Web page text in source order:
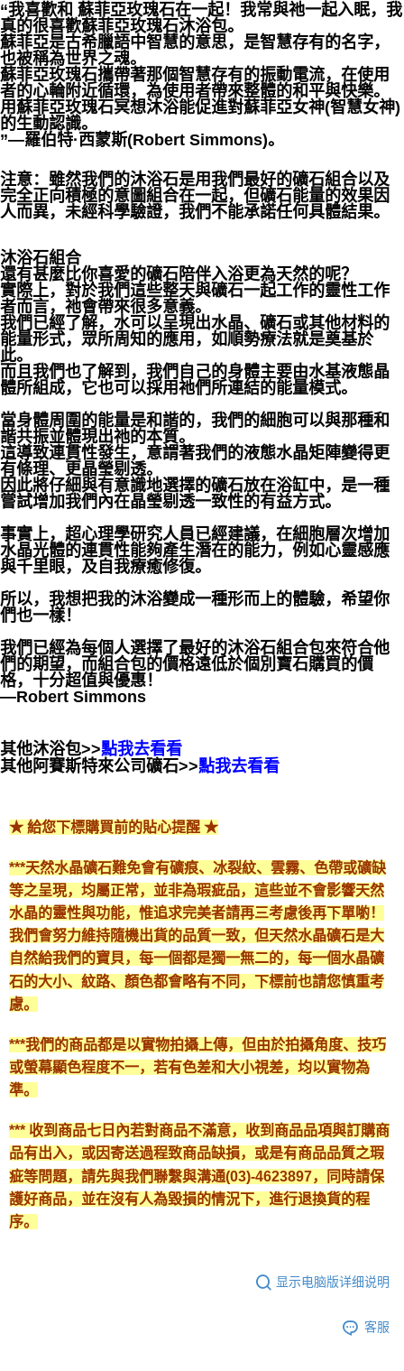
“我喜歡和 蘇菲亞玫瑰石在一起！我常與祂一起入眠，我
真的很喜歡蘇菲亞玫瑰石沐浴包。
蘇菲亞是古希臘語中智慧的意思，是智慧存有的名字，
也被稱為世界之魂。
蘇菲亞玫瑰石攜帶著那個智慧存有的振動電流，在使用
者的心輪附近循環，為使用者帶來整體的和平與快樂。
用蘇菲亞玫瑰石冥想沐浴能促進對蘇菲亞女神(智慧女神)
的生動認識。
”—羅伯特·西蒙斯(Robert Simmons)。
注意：雖然我們的沐浴石是用我們最好的礦石組合以及
完全正向積極的意圖組合在一起，但礦石能量的效果因
人而異，未經科學驗證，我們不能承諾任何具體結果。
沐浴石組合
還有甚麼比你喜愛的礦石陪伴入浴更為天然的呢？
實際上，對於我們這些整天與礦石一起工作的靈性工作
者而言，祂會帶來很多意義。
我們已經了解，水可以呈現出水晶、礦石或其他材料的
能量形式，眾所周知的應用，如順勢療法就是奠基於
此。
而且我們也了解到，我們自己的身體主要由水基液態晶
體所組成，它也可以採用祂們所連結的能量模式。
當身體周圍的能量是和諧的，我們的細胞可以與那種和
諧共振並體現出祂的本質。
這導致連貫性發生，意謂著我們的液態水晶矩陣變得更
有條理、更晶瑩剔透。
因此將仔細與有意識地選擇的礦石放在浴缸中，是一種
嘗試增加我們內在晶瑩剔透一致性的有益方式。
事實上，超心理學研究人員已經建議，在細胞層次增加
水晶光體的連貫性能夠產生潛在的能力，例如心靈感應
與千里眼，及自我療癒修復。
所以，我想把我的沐浴變成一種形而上的體驗，希望你
們也一樣！
我們已經為每個人選擇了最好的沐浴石組合包來符合他
們的期望，而組合包的價格遠低於個別寶石購買的價
格，十分超值與優惠！
—Robert Simmons
其他沐浴包>>點我去看看
其他阿賽斯特來公司礦石>>點我去看看
★ 給您下標購買前的貼心提醒 ★
***天然水晶礦石難免會有礦痕、冰裂紋、雲霧、色帶或礦缺
等之呈現，均屬正常，並非為瑕疵品，這些並不會影響天然
水晶的靈性與功能，惟追求完美者請再三考慮後再下單喲！
我們會努力維持隨機出貨的品質一致，但天然水晶礦石是大
自然給我們的寶貝，每一個都是獨一無二的，每一個水晶礦
石的大小、紋路、顏色都會略有不同，下標前也請您慎重考
慮。
***我們的商品都是以實物拍攝上傳，但由於拍攝角度、技巧
或螢幕顯色程度不一，若有色差和大小視差，均以實物為
準。
*** 收到商品七日內若對商品不滿意，收到商品品項與訂購商
品有出入，或因寄送過程致商品缺損，或是有商品品質之瑕
疵等問題，請先與我們聯繫與溝通(03)-4623897，同時請保
護好商品，並在沒有人為毀損的情況下，進行退換貨的程
序。
显示电脑版详细说明
客服